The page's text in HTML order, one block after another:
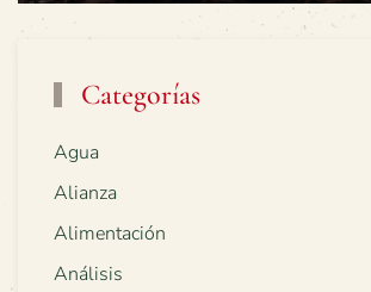
Categorías
Agua
Alianza
Alimentación
Análisis